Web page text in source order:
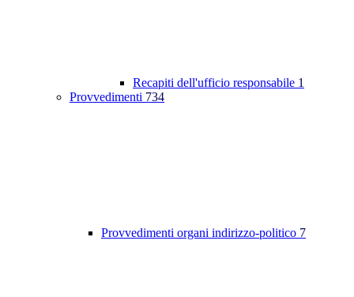
Recapiti dell'ufficio responsabile 1
Provvedimenti 734
Provvedimenti organi indirizzo-politico 7